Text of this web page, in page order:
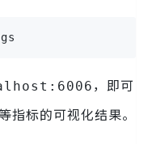
，即可
指标的可视化结果。